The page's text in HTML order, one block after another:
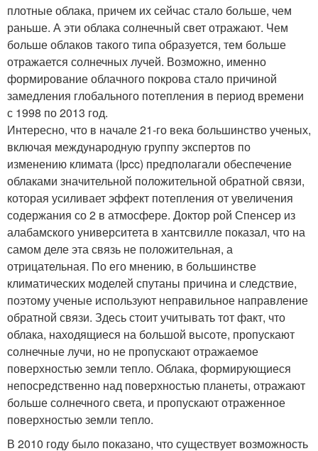
плотные облака, причем их сейчас стало больше, чем
раньше. А эти облака солнечный свет отражают. Чем
больше облаков такого типа образуется, тем больше
отражается солнечных лучей. Возможно, именно
формирование облачного покрова стало причиной
замедления глобального потепления в период времени
с 1998 по 2013 год.
Интересно, что в начале 21-го века большинство ученых,
включая международную группу экспертов по
изменению климата (Ipcc) предполагали обеспечение
облаками значительной положительной обратной связи,
которая усиливает эффект потепления от увеличения
содержания со 2 в атмосфере. Доктор рой Спенсер из
алабамского университета в хантсвилле показал, что на
самом деле эта связь не положительная, а
отрицательная. По его мнению, в большинстве
климатических моделей спутаны причина и следствие,
поэтому ученые используют неправильное направление
обратной связи. Здесь стоит учитывать тот факт, что
облака, находящиеся на большой высоте, пропускают
солнечные лучи, но не пропускают отражаемое
поверхностью земли тепло. Облака, формирующиеся
непосредственно над поверхностью планеты, отражают
больше солнечного света, и пропускают отраженное
поверхностью земли тепло.
В 2010 году было показано, что существует возможность